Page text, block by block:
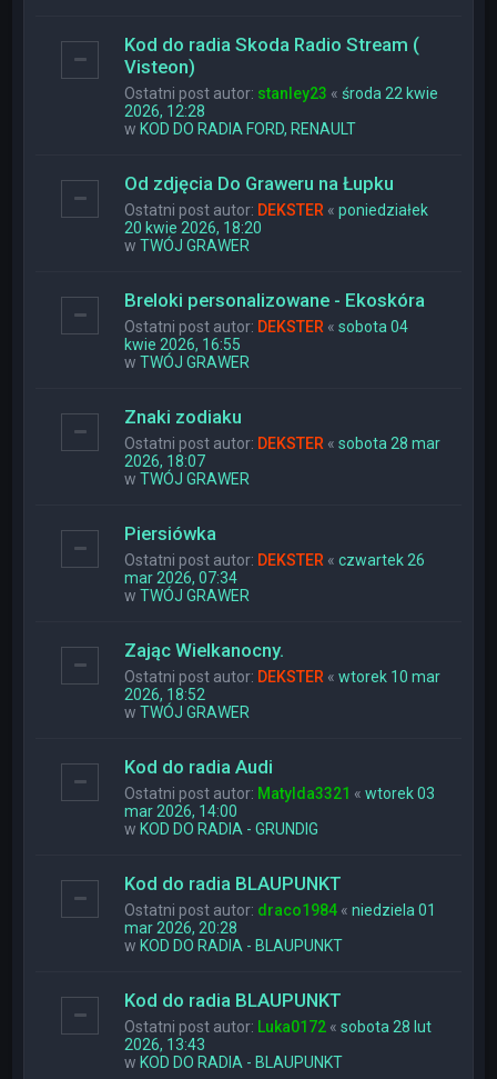
Kod do radia Skoda Radio Stream (
Visteon)
Ostatni post autor: stanley23 «środa 22 kwie
2026, 12:28
w KOD DO RADIA FORD, RENAULT
Od zdjęcia Do Graweru na Łupku
Ostatni post autor: DEKSTER «poniedziałek
20 kwie 2026, 18:20
wTWÓJ GRAWER
Breloki personalizowane - Ekoskóra
Ostatni post autor: DEKSTER «sobota 04
kwie 2026, 16:55
wTWÓJ GRAWER
Znaki zodiaku
Ostatni post autor: DEKSTER «sobota 28 mar
2026, 18:07
wTWÓJ GRAWER
Piersiówka
Ostatni post autor: DEKSTER «czwartek 26
mar 2026, 07:34
wTWÓJ GRAWER
Zając Wielkanocny.
Ostatni post autor: DEKSTER «wtorek 10 mar
2026, 18:52
wTWÓJ GRAWER
Kod do radia Audi
Ostatni post autor: Matylda3321 «wtorek 03
mar 2026, 14:00
w KOD DO RADIA - GRUNDIG
Kod do radia BLAUPUNKT
Ostatni post autor: draco1984 «niedziela 01
mar 2026, 20:28
w KOD DO RADIA - BLAUPUNKT
Kod do radia BLAUPUNKT
Ostatni post autor: Luka0172 «sobota 28 lut
2026, 13:43
w KOD DO RADIA - BLAUPUNKT